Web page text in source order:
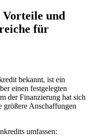
und⁤
​für
bekannt, ist ein
einen festgelegten
der Finanzierung hat sich
größere Anschaffungen
umfassen: